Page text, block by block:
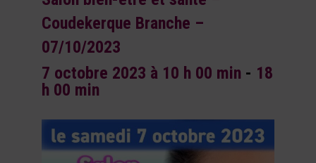
Coudekerque Branche –
07/10/2023
7 octobre 2023 à 10 h 00 min - 18
h 00 min